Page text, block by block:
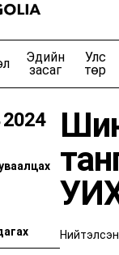
Хийц
Sachs
шоу
бизнес
Эдийн
засаг
Улс
төр
2024